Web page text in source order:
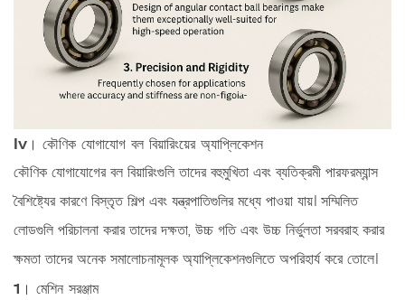
Iv। কৌণিক যোগাযোগ বল বিয়ারিংয়ের অ্যাপ্লিকেশন
কৌণিক যোগাযোগের বল বিয়ারিংগুলি তাদের বহুমুখিতা এবং ব্যতিক্রমী পারফরম্যান্স
বৈশিষ্ট্যের কারণে বিস্তৃত শিল্প এবং যন্ত্রপাতিগুলির মধ্যে পাওয়া যায়। সম্মিলিত
লোডগুলি পরিচালনা করার তাদের দক্ষতা, উচ্চ গতি এবং উচ্চ নির্ভুলতা সরবরাহ করার
ক্ষমতা তাদের অনেক সমালোচনামূলক অ্যাপ্লিকেশনগুলিতে অপরিহার্য করে তোলে।
1। মেশিন সরঞ্জাম